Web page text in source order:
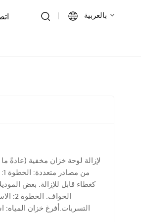
بالعربية
Español
Português
كغطاء قابل للإزالة. بعض